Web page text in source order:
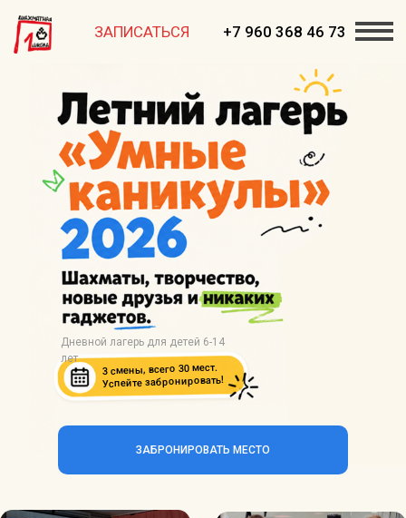
ЗАБРОНИРОВАТЬ МЕСТО
Дневной лагерь для детей 6-14
лет
3 смены, всего 30 мест.
Успейте забронировать!